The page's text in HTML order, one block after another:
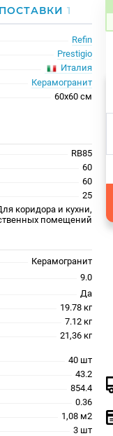
1
Refin
Prestigio
Италия
Керамогранит
60x60 см
RB85
60
60
25
коридора и кухни,
помещений
Керамогранит
9.0
Да
19.78 кг
7.12 кг
21,36 кг
40 шт
43.2
854.4
0.36
1,08 м2
3 шт